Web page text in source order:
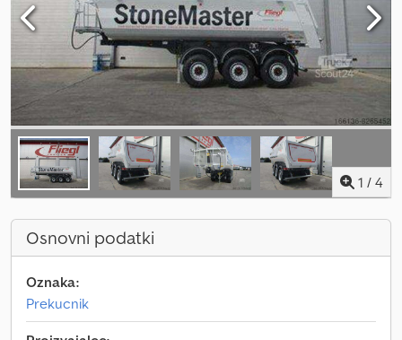
1 / 4
Osnovni podatki
Oznaka:
Prekucnik